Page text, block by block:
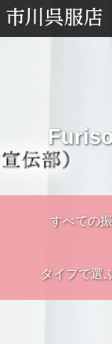
すべての
タイプで選